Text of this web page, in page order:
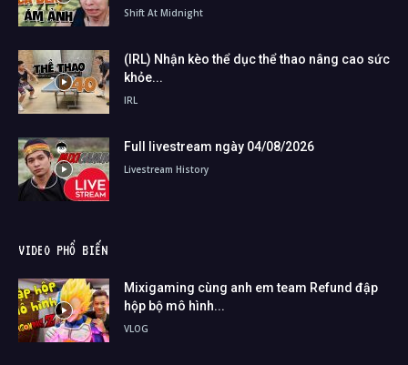
Shift At Midnight
(IRL) Nhận kèo thể dục thể thao nâng cao sức
khỏe...
IRL
Full livestream ngày 04/08/2026
Livestream History
VIDEO PHỔ BIẾN
Mixigaming cùng anh em team Refund đập
hộp bộ mô hình...
VLOG